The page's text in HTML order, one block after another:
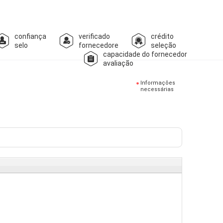
confiança
selo
verificado
fornecedore
crédito
seleção
capacidade do fornecedor
avaliação
Informações
necessárias